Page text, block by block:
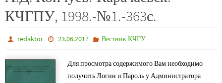
КЧГПУ, 1998.-№1.-363с.
redaktor 23.06.2017 Вестник КЧГУ
Для просмотра содержимого Вам необходимо
получить Логин и Пароль у Администратора